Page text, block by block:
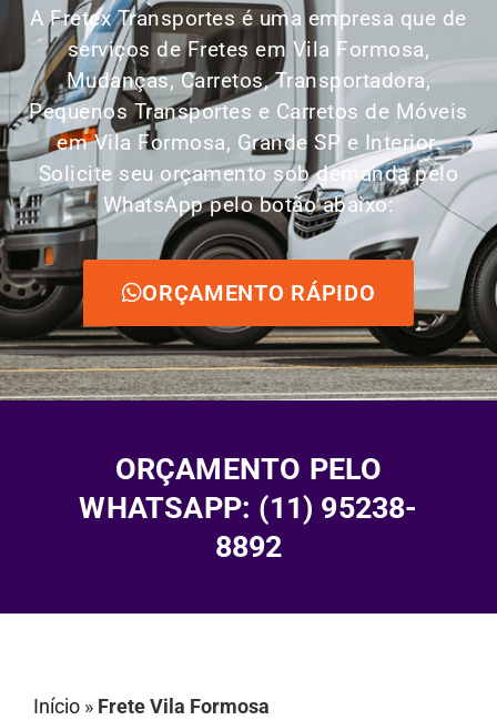
A Fretex Transportes é uma empresa que de
serviços de Fretes em Vila Formosa,
Mudanças, Carretos, Transportadora,
Pequenos Transportes e Carretos de Móveis
em Vila Formosa, Grande SP e Interior.
Solicite seu orçamento sob demanda pelo
WhatsApp pelo botão abaixo:
ORÇAMENTO RÁPIDO
ORÇAMENTO PELO
WHATSAPP: (11) 95238-
8892
Início » Frete Vila Formosa